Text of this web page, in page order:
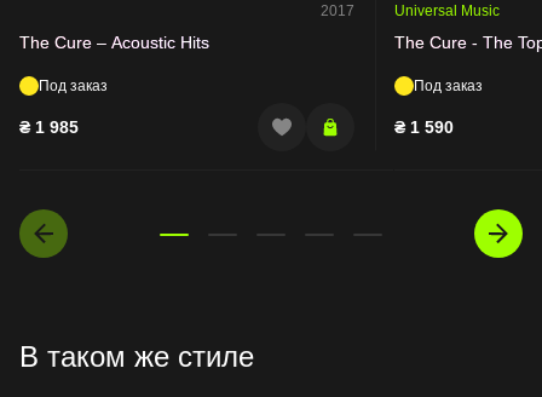
2017
The Cure – Acoustic Hits
Под заказ
₴ 1 985
Universal Music
The Cure - The
Под заказ
₴ 1 590
В таком же стиле